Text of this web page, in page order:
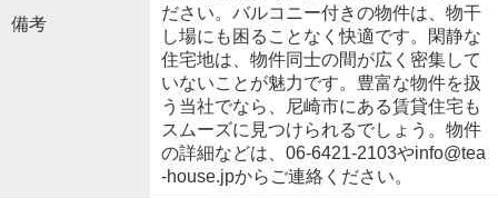
備考
ださい。バルコニー付きの物件は、物干
し場にも困ることなく快適です。閑静な
住宅地は、物件同士の間が広く密集して
いないことが魅力です。豊富な物件を扱
う当社でなら、尼崎市にある賃貸住宅も
スムーズに見つけられるでしょう。物件
の詳細などは、06-6421-2103やinfo@tea
-house.jpからご連絡ください。